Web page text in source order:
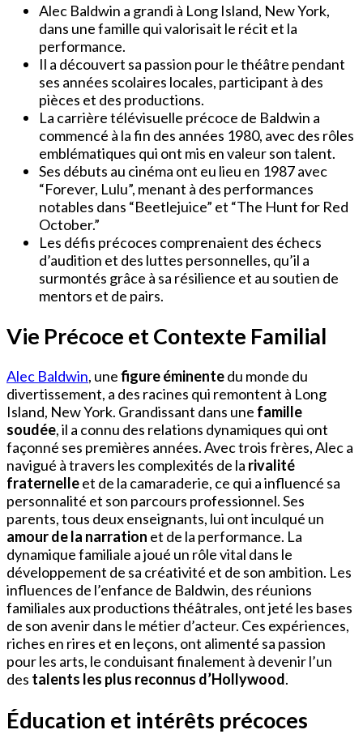
Alec Baldwin a grandi à Long Island, New York,
dans une famille qui valorisait le récit et la
performance.
Il a découvert sa passion pour le théâtre pendant
ses années scolaires locales, participant à des
pièces et des productions.
La carrière télévisuelle précoce de Baldwin a
commencé à la fin des années 1980, avec des rôles
emblématiques qui ont mis en valeur son talent.
Ses débuts au cinéma ont eu lieu en 1987 avec
“Forever, Lulu”, menant à des performances
notables dans “Beetlejuice” et “The Hunt for Red
October.”
Les défis précoces comprenaient des échecs
d’audition et des luttes personnelles, qu’il a
surmontés grâce à sa résilience et au soutien de
mentors et de pairs.
Vie Précoce et Contexte Familial
Alec Baldwin, unefigure éminentedu monde du
divertissement, a des racines qui remontent à Long
Island, New York. Grandissant dans une famille
soudée, il a connu des relations dynamiques qui ont
façonné ses premières années. Avec trois frères, Alec a
navigué à travers les complexités de la rivalité
fraternelleet de la camaraderie, ce qui a influencé sa
personnalité et son parcours professionnel. Ses
parents, tous deux enseignants, lui ont inculqué un
amour de la narration et de la performance. La
dynamique familiale a joué un rôle vital dans le
développement de sa créativité et de son ambition. Les
influences de l’enfance de Baldwin, des réunions
familiales aux productions théâtrales, ont jeté les bases
de son avenir dans le métier d’acteur. Ces expériences,
riches en rires et en leçons, ont alimenté sa passion
pour les arts, le conduisant finalement à devenir l’un
des talents les plus reconnus d’Hollywood.
Éducation et intérêts précoces